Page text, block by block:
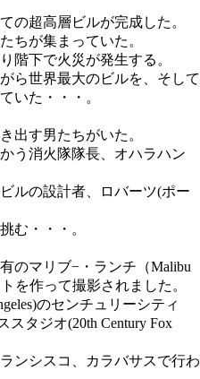
の超高層ビルが完成した。
ちが集まっていた。
階下で火災が発生する。
ら世界最大のビルを、そして
いた・・・。
出す男たちがいた。
う消火隊隊長、オハラハン
ルの設計者、ロバーツ(ポー
む・・・。
のマリブ−・ランチ（Malibu
を作って撮影されました。
のセンチュリーシティ
スタジオ(20th Century Fox
ンシスコ、カラバサスで行わ